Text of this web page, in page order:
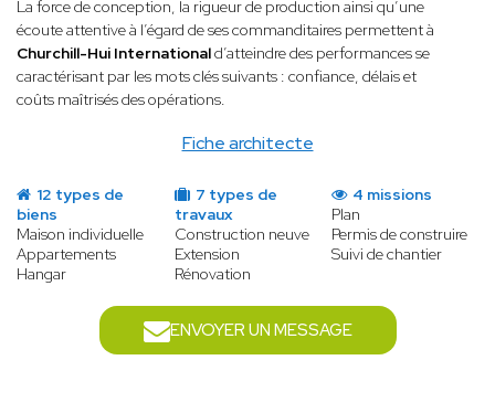
Fiche architecte
La force de conception, la rigueur de production ainsi qu’une
écoute attentive à l’égard de ses commanditaires permettent à
Churchill-Hui Internationald’atteindre des performances se
caractérisant par les mots clés suivants : confiance, délais et
coûts maîtrisés des opérations.
12 types de
biens
Maison individuelle
Appartements
Hangar
7 types de
travaux
Construction neuve
Extension
Rénovation
4 missions
Plan
Permis de construire
Suivi de chantier
ENVOYER UN MESSAGE